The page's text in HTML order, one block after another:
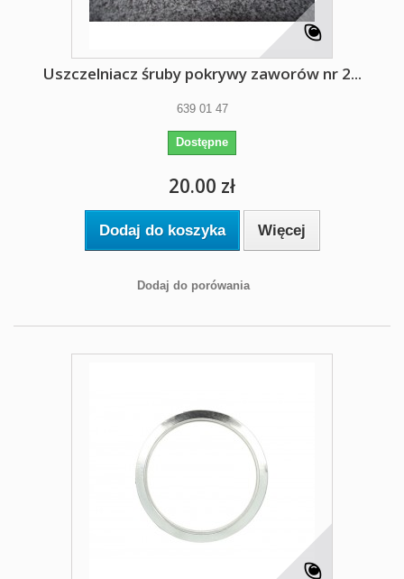
Uszczelniacz śruby pokrywy zaworów nr 2...
639 01 47
Dostępne
20.00 zł
Dodaj do koszyka Więcej
Dodaj do porówania